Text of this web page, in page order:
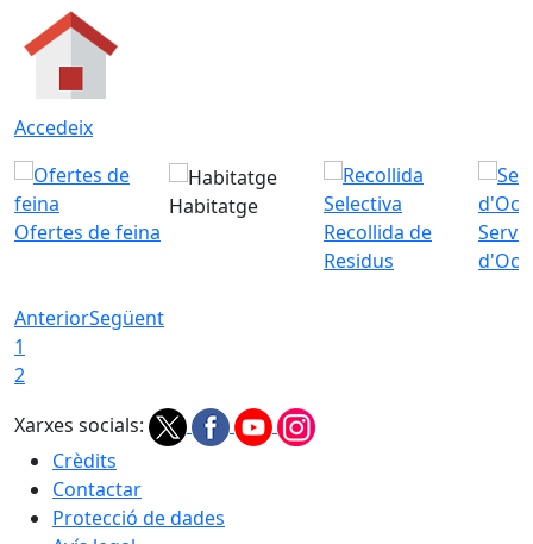
Accedeix
Ofertes de feina
Habitatge
Recollida de
Residus
Servei
AnteriorSegüent
1
2
Xarxes socials:
Crèdits
Contactar
Protecció de dades